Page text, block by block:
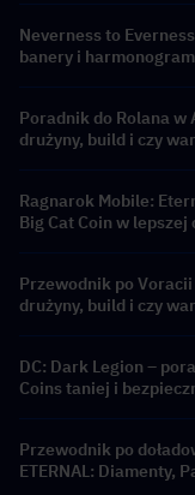
Neverness to
banery i
Poradnik do Rolana w
drużyny, build i czy
Ragnarok Mobile:
Big Cat Coin w lepszej
Przewodnik po
drużyny, build i czy
DC: Dark Legion –
Coins taniej i
Przewodnik po
ETERNAL: Diamenty,